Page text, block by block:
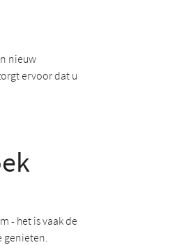
nieuw
ervoor dat u
- het is vaak de
genieten.